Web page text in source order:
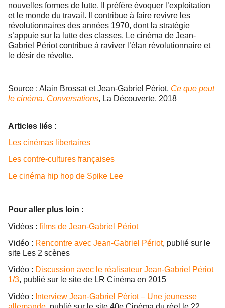
nouvelles formes de lutte. Il préfère évoquer l’exploitation
et le monde du travail. Il contribue à faire revivre les
révolutionnaires des années 1970, dont la stratégie
s’appuie sur la lutte des classes. Le cinéma de Jean-
Gabriel Périot contribue à raviver l’élan révolutionnaire et
le désir de révolte.
Source : Alain Brossat et Jean-Gabriel Périot, Ce que peut
le cinéma. Conversations, La Découverte, 2018
Articles liés :
Les cinémas libertaires
Les contre-cultures françaises
Le cinéma hip hop de Spike Lee
Pour aller plus loin :
Vidéos : films de Jean-Gabriel Périot
Vidéo : Rencontre avec Jean-Gabriel Périot, publié sur le
site Les 2 scènes
Vidéo : Discussion avec le réalisateur Jean-Gabriel Périot
1/3, publié sur le site de LR Cinéma en 2015
Vidéo : Interview Jean-Gabriel Périot – Une jeunesse